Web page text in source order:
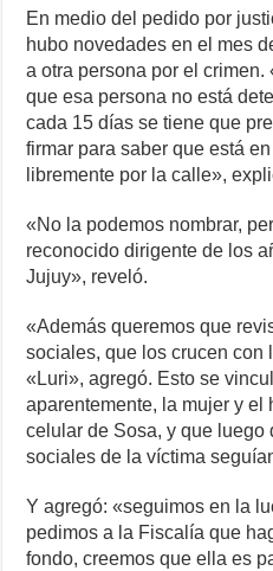
En medio del pedido por
hubo novedades en el mes
a otra persona por el
que esa persona no está
cada 15 días se tiene que
firmar para saber que está
libremente por la calle»,
«No la podemos nombrar,
reconocido dirigente de los
Jujuy», reveló.
«Además queremos que
sociales, que los crucen con
«Luri», agregó. Esto se
aparentemente, la mujer y el
celular de Sosa, y que luego
sociales de la víctima
Y agregó: «seguimos en la
pedimos a la Fiscalía que
fondo, creemos que ella es